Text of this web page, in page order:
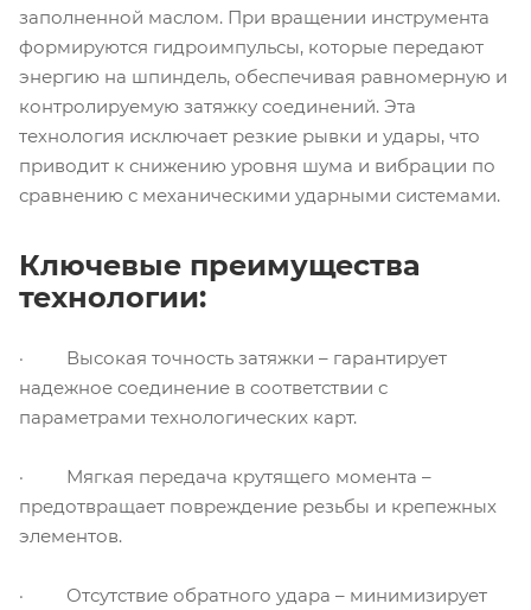
заполненной маслом. При вращении инструмента
формируются гидроимпульсы, которые передают
энергию на шпиндель, обеспечивая равномерную и
контролируемую затяжку соединений. Эта
технология исключает резкие рывки и удары, что
приводит к снижению уровня шума и вибрации по
сравнению с механическими ударными системами.
Ключевые преимущества
технологии:
· Высокая точность затяжки – гарантирует
надежное соединение в соответствии с
параметрами технологических карт.
· Мягкая передача крутящего момента –
предотвращает повреждение резьбы и крепежных
элементов.
· Отсутствие обратного удара – минимизирует